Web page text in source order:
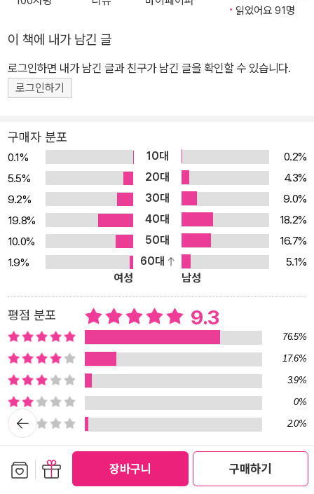
장바구니 구매하기
눈이에요. 그 슬픔을 아는 것, 슬픈 눈빛을 읽어내는 것, 그걸 읽어내
르크스는 상품을 교환하는 그 한 장면에서 어떻게 자본주의 본질을
잡아낼 수 있었을까? 물건 하나 달랑 교환하는 그 한 장면만 포착해
우리가 사는 세계를 그 바닥 아래까지 그려내는 솜씨에 저자 고병권
은 탄복한다. 저자가 보기에 그것은 마치 고고학자가 땅을 파다가 파
살았던 사회를 그려낸 것만 같다. 무엇보다 저자는 마르크스의 『자
본』이 분명한 독자를 겨냥하는 다소 ‘이상한’ 책이고 더욱이 그 독자
가 바로 노동자라는 데 놀란다. 그리고 저자 고병권이 보기에 마르크
스는 이 책을 읽을 노동자들을 ‘계몽’하려고 쓴 책이 아니다. 그보다는
노동자들을 ‘고려’하고 ‘배려’하며, 심지어 ‘편들어주기’ 위해 쓴 책이
다. 2. 왜 다시 『자본』을 읽는 것인가? ― 더 가까이 더 깊이 『자본』을
이해하기 위하여 『자본』이 출간된 지 100여 년이 지날 무렵인 1965
년 알튀세르는 제자들과 함께 『‘자본’을 읽자』(Lire le Capital)라는
책을 펴낸다. 알튀세르는 말한다. “우리는 『자본』을 거의 1세기 동안
읽어왔지만, 다시 읽어야 한다. 열 번씩 다시 읽어야 한다……”라고.
『자본』은 과거에 쓰였으나 미래에도 연거푸 읽혀야 할 책이고 시대
변화와 함께 늘 되새겨져야 할 책이라는 의미일 것이다. 『자본』의 한
국어 최초 번역본은 1987년에 출간되었다. 그렇다면 우리가 한글로
된 『자본』을 읽어온 시간은 고작 30년이다. 사실 많은 사람이 마르크
스의 『자본』을 완전하게 읽어내고 싶어하지만, 각종 서문만 해도 10
0쪽이 넘는 데 질려 문턱조차 넘지 못하고, 가까스로 본문에 진입했
다 해도 곧바로 너무나 어려워 ‘보이는’ 내용 때문에 주저앉는 경우가
많다. 그런 탓에 어느덧 이 저명한 책 『자본』은 난공불락 텍스트, ‘넘
읽었어요 91명
이 책에 내가 남긴 글
로그인하면 내가 남긴 글과 친구가 남긴 글을 확인할 수 있습니다.
로그인하기
구매자 분포
0.1% 10대
0.2%
5.5%
20대
4.3%
9.2%
30대
9.0%
19.8%
40대
18.2%
10.0%
50대
16.7%
1.9%
60대
5.1%
여성
남성
평점 분포 9.3
76.5%
17.6%
3.9%
0%
2.0%
100자평
뒤로가
기